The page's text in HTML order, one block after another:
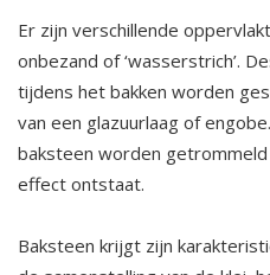
Er zijn verschillende
onbezand of ‘wasserstrich’.
tijdens het bakken worden
van een glazuurlaag of
baksteen worden
effect ontstaat.
Baksteen krijgt zijn